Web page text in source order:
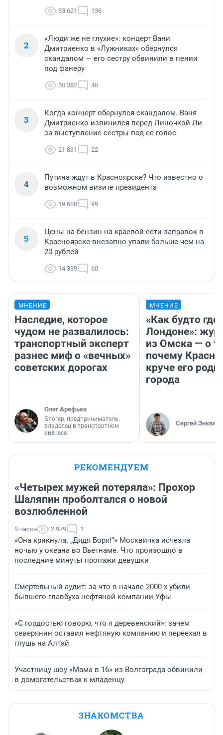
53 621 136
2
«Люди же не глухие»: концерт Вани
Дмитриенко в «Лужниках» обернулся
скандалом — его сестру обвинили в пении
под фанеру
30 382 48
3
Когда концерт обернулся скандалом. Ваня
Дмитриенко извинился перед Линочкой Ли
за выступление сестры под ее голос
21 831 22
4
Путина ждут в Красноярске? Что известно о
возможном визите президента
19 688 99
5
Цены на бензин на краевой сети заправок в
Красноярске внезапно упали больше чем на
20 рублей
14 339 60
МНЕНИЕ
Наследие, которое
чудом не развалилось:
транспортный эксперт
разнес миф о «вечных»
советских дорогах
Олег Арефьев
Блогер, предприниматель,
владелец в транспортном
бизнесе
МНЕНИЕ
«Как будто
Лондоне»:
из Омска — о
почему
круче его
города
Сергей Энквист
РЕКОМЕНДУЕМ
«Четырех мужей потеряла»: Прохор
Шаляпин проболтался о новой
возлюбленной
9 часов 2 979 1
«Она крикнула: „Дядя Боря!“» Москвичка исчезла
ночью у океана во Вьетнаме. Что произошло в
последние минуты пропажи девушки
Смертельный аудит: за что в начале 2000-х убили
бывшего главбуха нефтяной компании Уфы
«С гордостью говорю, что я деревенский»: зачем
северянин оставил нефтяную компанию и переехал в
глушь на Алтай
Участницу шоу «Мама в 16» из Волгограда обвинили
в домогательствах к младенцу
ЗНАКОМСТВА